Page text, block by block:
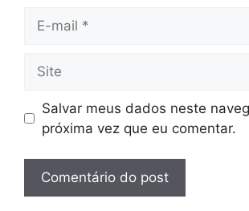
mail
Salvar meus dados neste
próxima vez que eu comentar.